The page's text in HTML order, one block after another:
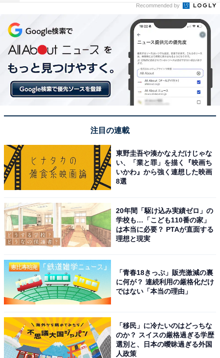
常連さんに愛されているアットホームな雰囲気でと
深夜0時まで営業しているので、夜遅くでも気軽に
立ち寄れるのがありがたいです。500円でこれだけ
楽しめるのはコスパ最高だと思いました。
アクセス・料金情報は？ 泊まれる？
アクセス
所在地：兵庫県洲本市本町7丁目1-43
アクセス：洲本インターより洲本方面へ向かい潮橋→い
Recommended by
注目の連載
東野圭吾や湊かなえだけじゃな
い、「業と罪」を描く『映画ち
いかわ』から強く連想した映画
8選
20年間「駆け込み実績ゼロ」の
学校も…「こども110番の家」
は本当に必要？ PTAが直面する
理想と現実
「青春18きっぷ」販売激減の裏
に何が？ 連続利用の厳格化だけ
ではない「本当の理由」
「移民」に冷たいのはどっちな
のか？ スイスの厳格過ぎる学歴
選別と、日本の曖昧過ぎる外国
人政策